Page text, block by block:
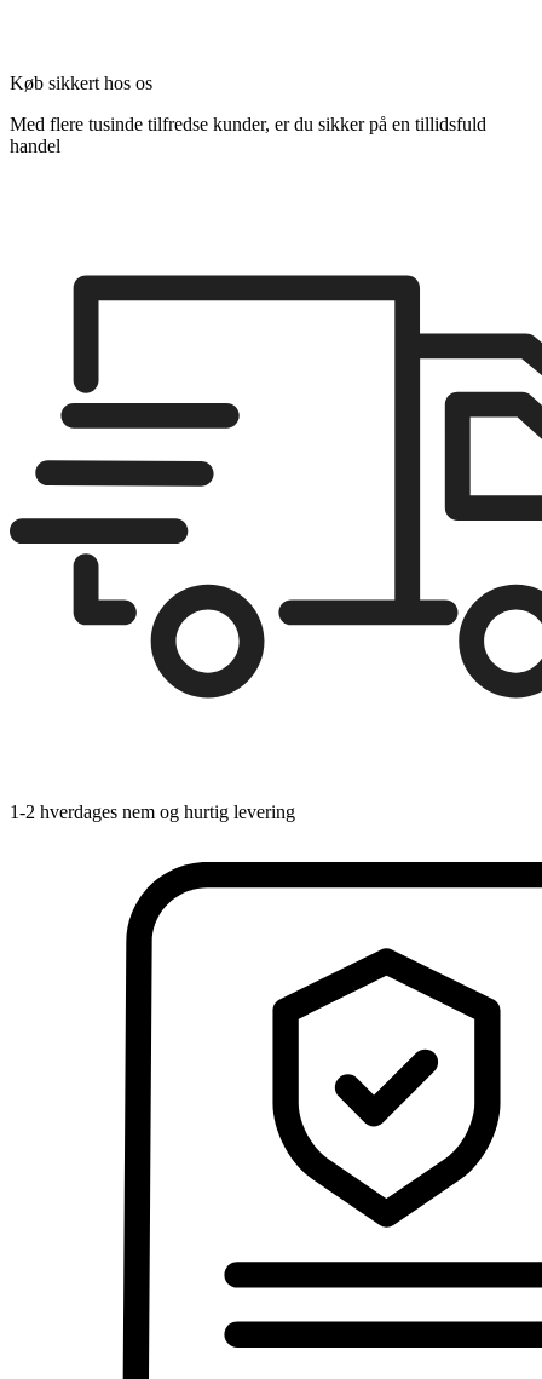
Køb sikkert hos os
Med flere tusinde tilfredse kunder, er du sikker på en tillidsfuld
handel
1-2 hverdages nem og hurtig levering